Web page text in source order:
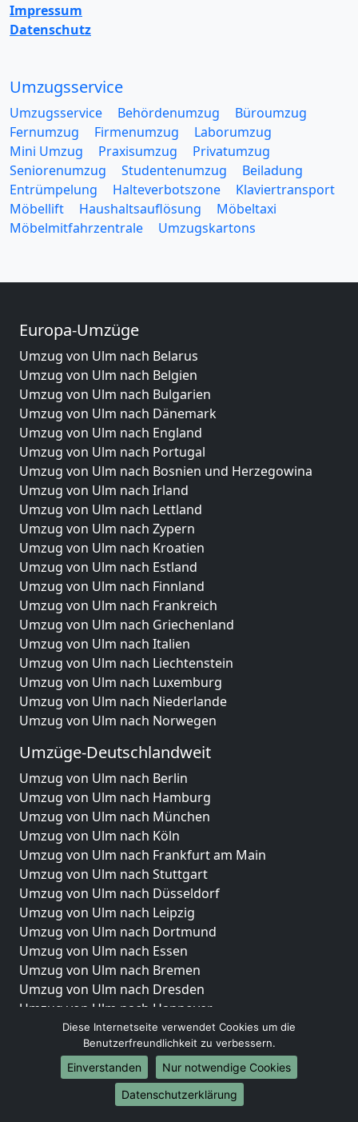
Impressum
Datenschutz
Umzugsservice
Umzugsservice Behördenumzug
Büroumzug
Fernumzug
Firmenumzug
Laborumzug
Mini Umzug
Praxisumzug
Privatumzug
Seniorenumzug
Studentenumzug
Beiladung
Entrümpelung
Halteverbotszone
Klaviertransport
Möbellift
Haushaltsauflösung
Möbeltaxi
Möbelmitfahrzentrale
Umzugskartons
Europa-Umzüge
Umzug von Ulm nach Belarus
Umzug von Ulm nach Belgien
Umzug von Ulm nach Bulgarien
Umzug von Ulm nach Dänemark
Umzug von Ulm nach England
Umzug von Ulm nach Portugal
Umzug von Ulm nach Bosnien und Herzegowina
Umzug von Ulm nach Irland
Umzug von Ulm nach Lettland
Umzug von Ulm nach Zypern
Umzug von Ulm nach Kroatien
Umzug von Ulm nach Estland
Umzug von Ulm nach Finnland
Umzug von Ulm nach Frankreich
Umzug von Ulm nach Griechenland
Umzug von Ulm nach Italien
Umzug von Ulm nach Liechtenstein
Umzug von Ulm nach Luxemburg
Umzug von Ulm nach Niederlande
Umzug von Ulm nach Norwegen
Umzüge-Deutschlandweit
Umzug von Ulm nach Berlin
Umzug von Ulm nach Hamburg
Umzug von Ulm nach München
Umzug von Ulm nach Köln
Umzug von Ulm nach Frankfurt am Main
Umzug von Ulm nach Stuttgart
Umzug von Ulm nach Düsseldorf
Umzug von Ulm nach Leipzig
Umzug von Ulm nach Dortmund
Umzug von Ulm nach Essen
Umzug von Ulm nach Bremen
Umzug von Ulm nach Dresden
Umzug von Ulm nach Hannover
Umzug von Ulm nach Nürnberg
Umzug von Ulm nach Duisburg
Umzug von Ulm nach Bochum
Umzug von Ulm nach Wuppertal
Umzug von Ulm nach Bielefeld
Diese Internetseite verwendet Cookies um die
Benutzerfreundlichkeit zu verbessern.
Einverstanden
Nur notwendige Cookies
Datenschutzerklärung